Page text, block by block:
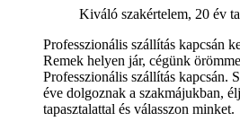
Kiváló szakértelem, 20 év
Professzionális szállítás kapcsán
Remek helyen jár, cégünk
Professzionális szállítás kapcsán.
éve dolgoznak a szakmájukban,
tapasztalattal és válasszon minket.